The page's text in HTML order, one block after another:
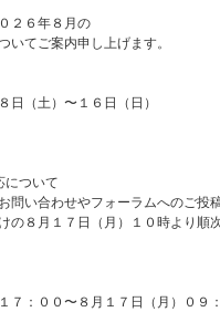
２６年８月の
いてご案内申し上げます。
日（土）〜１６日（日）
について
問い合わせやフォーラムへのご投
の８月１７日（月）１０時より順
７：００〜８月１７日（月）０９